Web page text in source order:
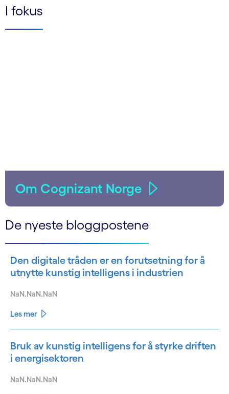
I fokus
Om Cognizant Norge
De nyeste bloggpostene
Den digitale tråden er en forutsetning for å
utnytte kunstig intelligens i industrien
NaN.NaN.NaN
Les mer
Bruk av kunstig intelligens for å styrke driften
i energisektoren
NaN.NaN.NaN